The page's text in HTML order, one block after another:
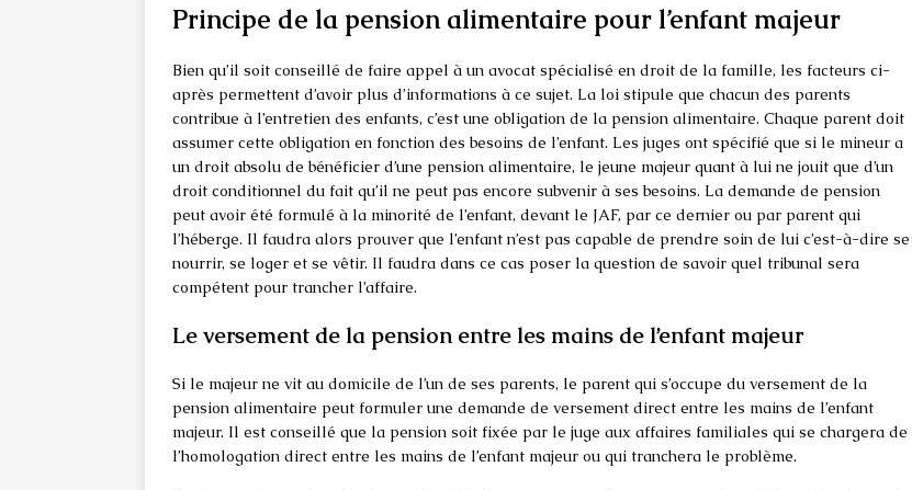
Principe de la pension alimentaire pour l’enfant majeur
Bien qu’il soit conseillé de faire appel à un avocat spécialisé en droit de la famille, les facteurs ci-
après permettent d’avoir plus d’informations à ce sujet. La loi stipule que chacun des parents
contribue à l’entretien des enfants, c’est une obligation de la pension alimentaire. Chaque parent doit
assumer cette obligation en fonction des besoins de l’enfant. Les juges ont spécifié que si le mineur a
un droit absolu de bénéficier d’une pension alimentaire, le jeune majeur quant à lui ne jouit que d’un
droit conditionnel du fait qu’il ne peut pas encore subvenir à ses besoins. La demande de pension
peut avoir été formulé à la minorité de l’enfant, devant le JAF, par ce dernier ou par parent qui
l’héberge. Il faudra alors prouver que l’enfant n’est pas capable de prendre soin de lui c’est-à-dire se
nourrir, se loger et se vêtir. Il faudra dans ce cas poser la question de savoir quel tribunal sera
compétent pour trancher l’affaire.
Le versement de la pension entre les mains de l’enfant majeur
Si le majeur ne vit au domicile de l’un de ses parents, le parent qui s’occupe du versement de la
pension alimentaire peut formuler une demande de versement direct entre les mains de l’enfant
majeur. Il est conseillé que la pension soit fixée par le juge aux affaires familiales qui se chargera de
l’homologation direct entre les mains de l’enfant majeur ou qui tranchera le problème.